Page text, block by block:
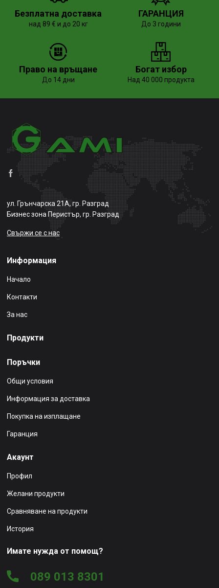
Безплатна доставка
над 89 € и до 20 кг
ГАРАНЦИЯ
До 3 години
Право на връщане
До 14 дни
Богат избор
Над 40 000 продукта
ул. Грънчарска 21А, гр. Разград
Бизнес зона Перистър, гр. Разград
Свържи се с нас
Информация
Начало
Контакти
За нас
Продукти
Поръчки
Общи условия
Информация за доставка
Покупка на изплащане
Гаранция
Акаунт
Профил
Желани продукти
Сравняване на продукти
История
Имате нужда от помощ?
089 013 8301